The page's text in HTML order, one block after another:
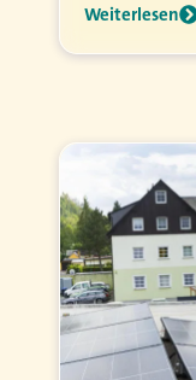
Weiterlesen